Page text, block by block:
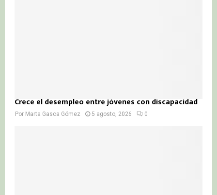
Crece el desempleo entre jóvenes con discapacidad
Por Marta Gasca Gómez 5 agosto, 2026 0